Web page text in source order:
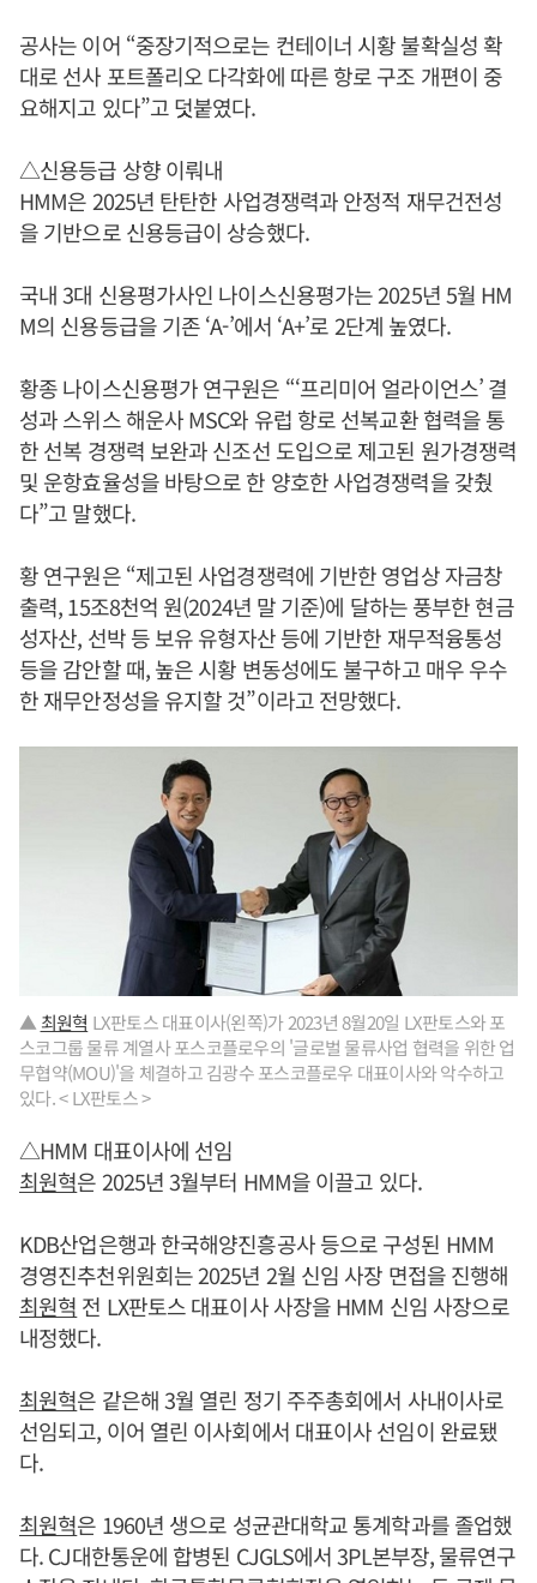
공사는 이어 “중장기적으로는 컨테이너 시황 불확실성 확
대로 선사 포트폴리오 다각화에 따른 항로 구조 개편이 중
요해지고 있다”고 덧붙였다.
△신용등급 상향 이뤄내
HMM은 2025년 탄탄한 사업경쟁력과 안정적 재무건전성
을 기반으로 신용등급이 상승했다.
국내 3대 신용평가사인 나이스신용평가는 2025년 5월 HM
M의 신용등급을 기존 ‘A-’에서 ‘A+’로 2단계 높였다.
황종 나이스신용평가 연구원은 “‘프리미어 얼라이언스’ 결
성과 스위스 해운사 MSC와 유럽 항로 선복교환 협력을 통
한 선복 경쟁력 보완과 신조선 도입으로 제고된 원가경쟁력
및 운항효율성을 바탕으로 한 양호한 사업경쟁력을 갖췄
다”고 말했다.
황 연구원은 “제고된 사업경쟁력에 기반한 영업상 자금창
출력, 15조8천억 원(2024년 말 기준)에 달하는 풍부한 현금
성자산, 선박 등 보유 유형자산 등에 기반한 재무적융통성
등을 감안할 때, 높은 시황 변동성에도 불구하고 매우 우수
한 재무안정성을 유지할 것”이라고 전망했다.
▲ 최원혁 LX판토스 대표이사(왼쪽)가 2023년 8월20일 LX판토스와 포
스코그룹 물류 계열사 포스코플로우의 '글로벌 물류사업 협력을 위한 업
무협약(MOU)'을 체결하고 김광수 포스코플로우 대표이사와 악수하고
있다. < LX판토스 >
△HMM 대표이사에 선임
최원혁은 2025년 3월부터 HMM을 이끌고 있다.
KDB산업은행과 한국해양진흥공사 등으로 구성된 HMM
경영진추천위원회는 2025년 2월 신임 사장 면접을 진행해
최원혁 전 LX판토스 대표이사 사장을 HMM 신임 사장으로
내정했다.
최원혁은 같은해 3월 열린 정기 주주총회에서 사내이사로
선임되고, 이어 열린 이사회에서 대표이사 선임이 완료됐
다.
최원혁은 1960년 생으로 성균관대학교 통계학과를 졸업했
다. CJ대한통운에 합병된 CJGLS에서 3PL본부장, 물류연구